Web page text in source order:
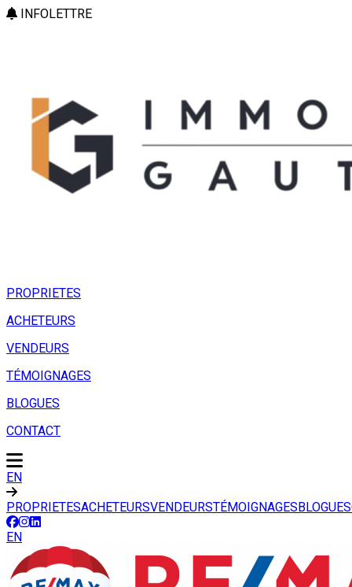
INFOLETTRE
PROPRIETES
ACHETEURS
VENDEURS
TÉMOIGNAGES
BLOGUES
CONTACT
EN
PROPRIETESACHETEURSVENDEURSTÉMOIGNAGESBLOGUES
EN